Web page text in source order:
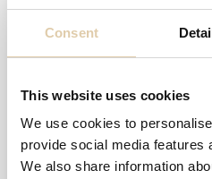
Consent
This website uses cookies
We use cookies to
provide social media features
We also share information
Omsetning
kr 131,2 mill
0,0
85,0
mill
170
mill